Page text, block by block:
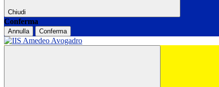
Chiudi
Conferma
Annulla Conferma